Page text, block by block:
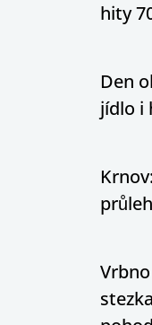
hity
Den
jídlo i